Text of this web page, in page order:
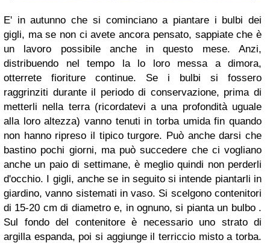
E' in autunno che si cominciano a piantare i bulbi dei
gigli, ma se non ci avete ancora pensato, sappiate che è
un lavoro possibile anche in questo mese. Anzi,
distribuendo nel tempo la lo loro messa a dimora,
otterrete fioriture continue. Se i bulbi si fossero
raggrinziti durante il periodo di conservazione, prima di
metterli nella terra (ricordatevi a una profondità uguale
alla loro altezza) vanno tenuti in torba umida fin quando
non hanno ripreso il tipico turgore. Può anche darsi che
bastino pochi giorni, ma può succedere che ci vogliano
anche un paio di settimane, è meglio quindi non perderli
d'occhio. I gigli, anche se in seguito si intende piantarli in
giardino, vanno sistemati in vaso. Si scelgono contenitori
di 15-20 cm di diametro e, in ognuno, si pianta un bulbo .
Sul fondo del contenitore è necessario uno strato di
argilla espanda, poi si aggiunge il terriccio misto a torba.